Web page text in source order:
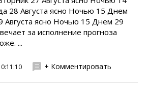
28 Августа ясно Ночью 15 Днем
Августа ясно Ночью 15 Днем 29
за исполнение прогноза
...
+ Комментировать